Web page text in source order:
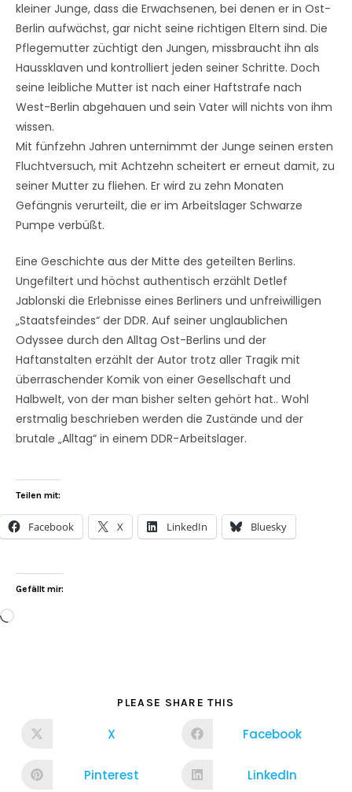
kleiner Junge, dass die Erwachsenen, bei denen er in Ost-
Berlin aufwächst, gar nicht seine richtigen Eltern sind. Die
Pflegemutter züchtigt den Jungen, missbraucht ihn als
Haussklaven und kontrolliert jeden seiner Schritte. Doch
seine leibliche Mutter ist nach einer Haftstrafe nach
West-Berlin abgehauen und sein Vater will nichts von ihm
wissen.
Mit fünfzehn Jahren unternimmt der Junge seinen ersten
Fluchtversuch, mit Achtzehn scheitert er erneut damit, zu
seiner Mutter zu fliehen. Er wird zu zehn Monaten
Gefängnis verurteilt, die er im Arbeitslager Schwarze
Pumpe verbüßt.
Eine Geschichte aus der Mitte des geteilten Berlins.
Ungefiltert und höchst authentisch erzählt Detlef
Jablonski die Erlebnisse eines Berliners und unfreiwilligen
„Staatsfeindes“ der DDR. Auf seiner unglaublichen
Odyssee durch den Alltag Ost-Berlins und der
Haftanstalten erzählt der Autor trotz aller Tragik mit
überraschender Komik von einer Gesellschaft und
Halbwelt, von der man bisher selten gehört hat.. Wohl
erstmalig beschrieben werden die Zustände und der
brutale „Alltag“ in einem DDR-Arbeitslager.
Teilen mit:
Facebook X LinkedIn Bluesky
Gefällt mir:
PLEASE SHARE THIS
X Facebook
Pinterest LinkedIn